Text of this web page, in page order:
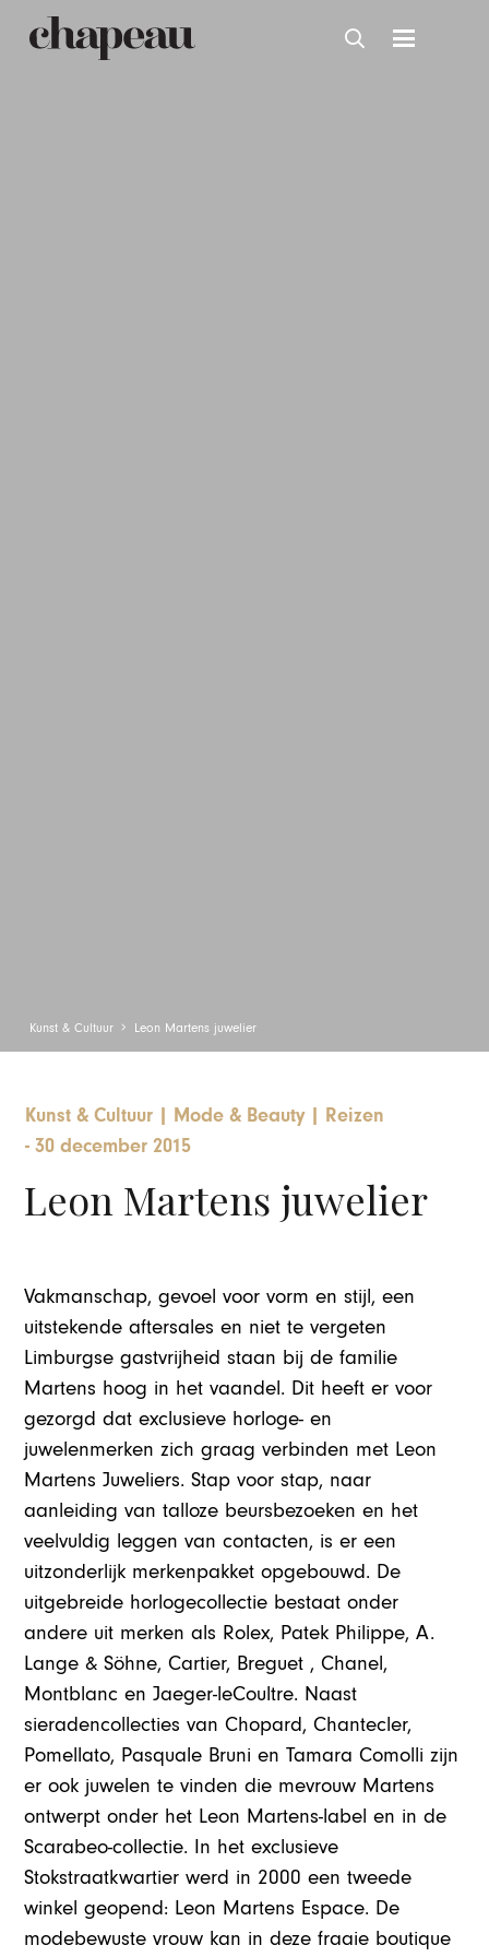
Kunst & Cultuur Leon Martens juwelier
Kunst & Cultuur Mode & Beauty
Reizen
-30 december 2015
Leon Martens juwelier
Vakmanschap, gevoel voor vorm en stijl, een
uitstekende aftersales en niet te vergeten
Limburgse gastvrijheid staan bij de familie
Martens hoog in het vaandel. Dit heeft er voor
gezorgd dat exclusieve horloge- en
juwelenmerken zich graag verbinden met Leon
Martens Juweliers. Stap voor stap, naar
aanleiding van talloze beursbezoeken en het
veelvuldig leggen van contacten, is er een
uitzonderlijk merkenpakket opgebouwd. De
uitgebreide horlogecollectie bestaat onder
andere uit merken als Rolex, Patek Philippe, A.
Lange & Söhne, Cartier, Breguet , Chanel,
Montblanc en Jaeger-leCoultre. Naast
sieradencollecties van Chopard, Chantecler,
Pomellato, Pasquale Bruni en Tamara Comolli zijn
er ook juwelen te vinden die mevrouw Martens
ontwerpt onder het Leon Martens-label en in de
Scarabeo-collectie. In het exclusieve
Stokstraatkwartier werd in 2000 een tweede
winkel geopend: Leon Martens Espace. De
modebewuste vrouw kan in deze fraaie boutique